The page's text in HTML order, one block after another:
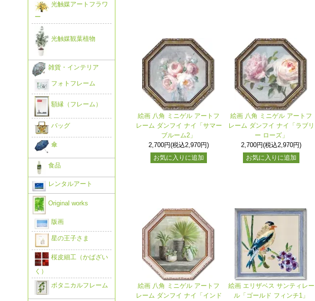
絵画 八角 ミニゲル アートフ
レーム ダンフイ ナイ「サマー
ブルーム2」
2,700円(税込2,970円)
お気に入りに追加
絵画 八角 ミニゲル アートフ
レーム ダンフイ ナイ「ラブリ
ー ローズ」
2,700円(税込2,970円)
お気に入りに追加
絵画 八角 ミニゲル アートフ
レーム ダンフイ ナイ「インド
絵画 エリザベス サンティレー
ル「ゴールド フィンチ1」
光触媒アートフラワ
ー
光触媒観葉植物
雑貨・インテリア
フォトフレーム
額縁（フレーム）
バッグ
傘
食品
レンタルアート
Original works
版画
星の王子さま
桜皮細工（かばざい
く）
ボタニカルフレーム